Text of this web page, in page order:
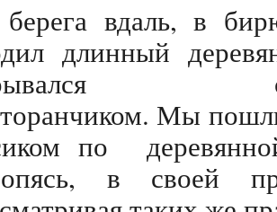
вдаль, в
длинный
Мы
по
в своей